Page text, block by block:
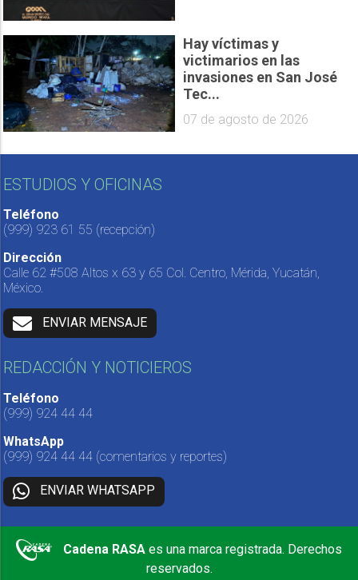
Hay víctimas y
victimarios en las
invasiones en San José
Tec...
07 de agosto de 2026
ESTUDIOS Y OFICINAS
Teléfono
(999) 923 61 55 (recepción)
Dirección
Calle 62 #508 Altos x 63 y 65 Col. Centro, Mérida, Yucatán,
México.
ENVIAR MENSAJE
REDACCIÓN Y NOTICIEROS
Teléfono
(999) 924 44 44
WhatsApp
(999) 924 44 44 (comentarios y reportes)
ENVIAR WHATSAPP
Cadena RASA es una marca registrada. Derechos
reservados.